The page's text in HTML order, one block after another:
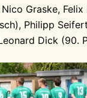
Graske,
Philipp
Dick (90.